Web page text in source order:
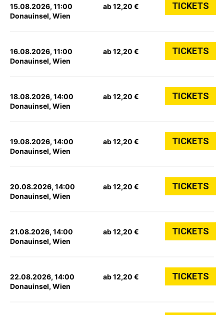
15.08.2026, 11:00
Donauinsel, Wien
ab 12,20 € TICKETS
16.08.2026, 11:00
Donauinsel, Wien
ab 12,20 € TICKETS
18.08.2026, 14:00
Donauinsel, Wien
ab 12,20 € TICKETS
19.08.2026, 14:00
Donauinsel, Wien
ab 12,20 € TICKETS
20.08.2026, 14:00
Donauinsel, Wien
ab 12,20 € TICKETS
21.08.2026, 14:00
Donauinsel, Wien
ab 12,20 € TICKETS
22.08.2026, 14:00
Donauinsel, Wien
ab 12,20 € TICKETS